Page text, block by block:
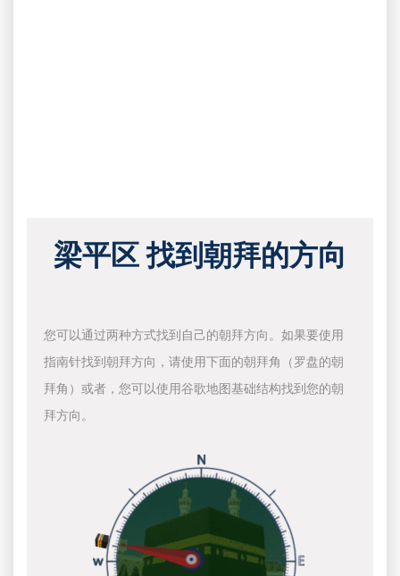
梁平区 找到朝拜的方向
您可以通过两种方式找到自己的朝拜方向。如果要使用
指南针找到朝拜方向，请使用下面的朝拜角（罗盘的朝
拜角）或者，您可以使用谷歌地图基础结构找到您的朝
拜方向。